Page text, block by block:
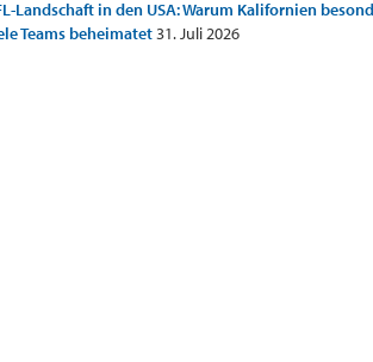
Landschaft in den USA: Warum Kalifornien
Teams beheimatet31. Juli 2026